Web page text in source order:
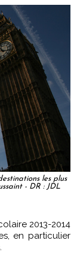
les plus
- DR : JDL
en particulier